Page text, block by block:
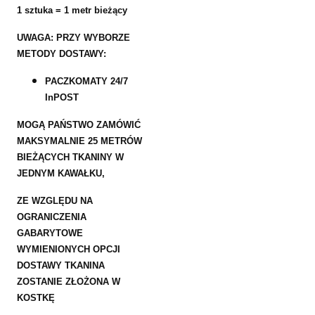
1 sztuka = 1 metr bieżący
UWAGA: PRZY WYBORZE
METODY DOSTAWY:
PACZKOMATY 24/7
InPOST
MOGĄ PAŃSTWO ZAMÓWIĆ
MAKSYMALNIE 25 METRÓW
BIEŻĄCYCH TKANINY W
JEDNYM KAWAŁKU,
ZE WZGLĘDU NA
OGRANICZENIA
GABARYTOWE
WYMIENIONYCH OPCJI
DOSTAWY TKANINA
ZOSTANIE ZŁOŻONA W
KOSTKĘ